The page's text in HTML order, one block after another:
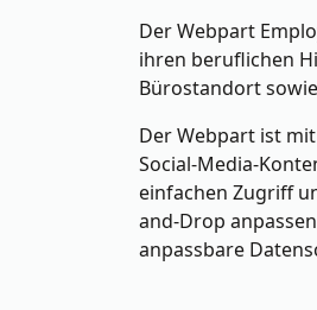
Der Webpart
ihren beruflichen
Bürostandort
Der Webpart ist
Social-Media-
einfachen Zugriff
and-Drop
anpassbare